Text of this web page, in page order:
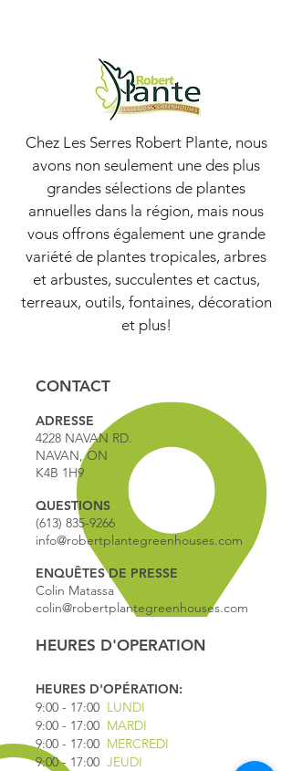
Chez Les Serres Robert Plante, nous
avons non seulement une des plus
grandes sélections de plantes
annuelles dans la région, mais nous
vous offrons également une grande
variété de plantes tropicales, arbres
et arbustes, succulentes et cactus,
terreaux, outils, fontaines, décoration
et plus!
CONTACT
ADRESSE
4228 NAVAN RD.
NAVAN, ON
K4B 1H9
QUESTIONS
(613) 835-9266
info@robertplantegreenhouses.com
ENQUÊTES DE PRESSE
Colin Matassa
colin@robertplantegreenhouses.com
HEURES D'OPERATION
HEURES D'OPÉRATION:
9:00 - 17:00 LUNDI
9:00 - 17:00 MARDI
9:00 - 17:00 MERCREDI
9:00 - 17:00 JEUDI